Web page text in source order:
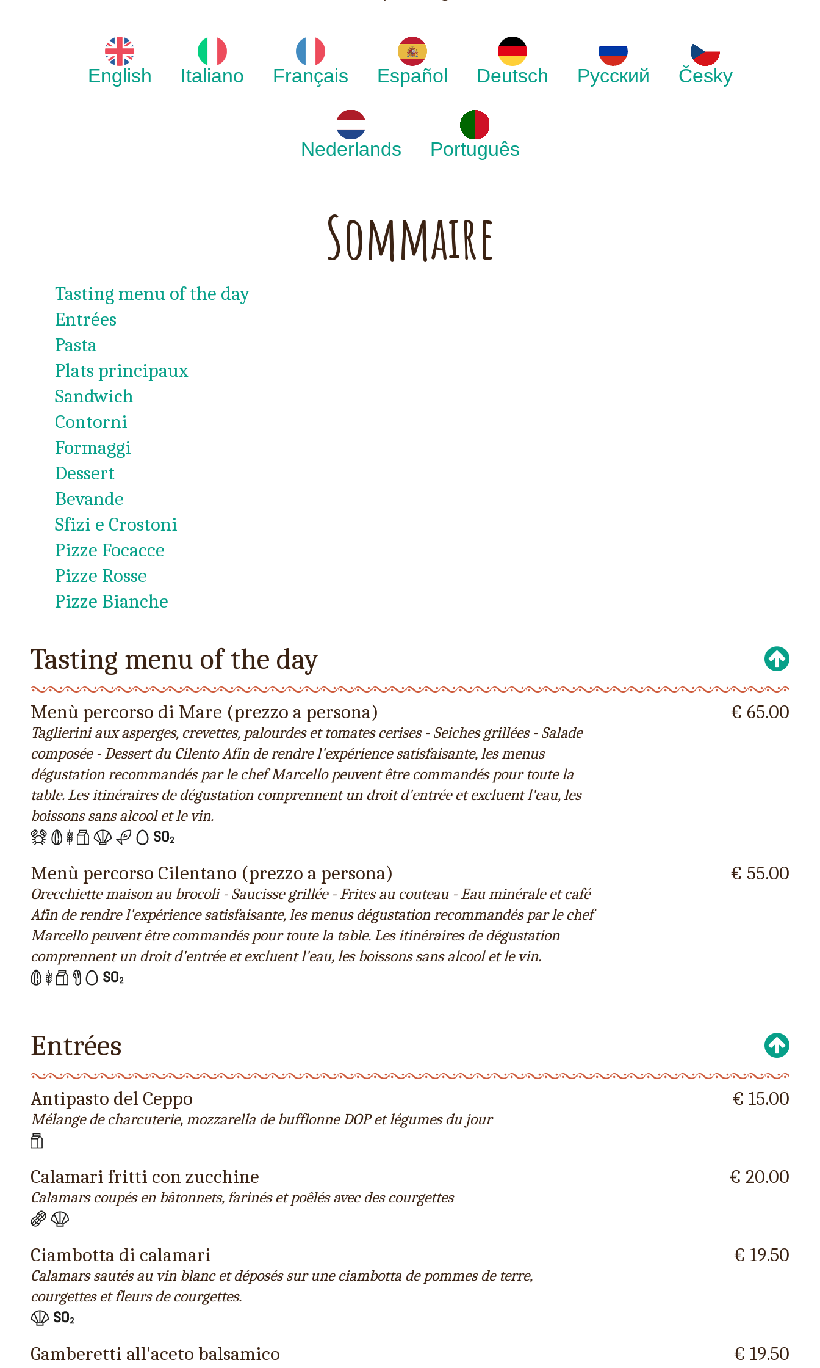
English Italiano Français Español Deutsch Русский Česky
Nederlands Português
Sommaire
Tasting menu of the day
Entrées
Pasta
Plats principaux
Sandwich
Contorni
Formaggi
Dessert
Bevande
Sfizi e Crostoni
Pizze Focacce
Pizze Rosse
Pizze Bianche
Tasting menu of the day
Menù percorso di Mare (prezzo a persona)
Taglierini aux asperges, crevettes, palourdes et tomates cerises - Seiches grillées - Salade
composée - Dessert du Cilento Afin de rendre l'expérience satisfaisante, les menus
dégustation recommandés par le chef Marcello peuvent être commandés pour toute la
table. Les itinéraires de dégustation comprennent un droit d'entrée et excluent l'eau, les
boissons sans alcool et le vin.
€ 65.00
Menù percorso Cilentano (prezzo a persona)
Orecchiette maison au brocoli - Saucisse grillée - Frites au couteau - Eau minérale et café
Afin de rendre l'expérience satisfaisante, les menus dégustation recommandés par le chef
Marcello peuvent être commandés pour toute la table. Les itinéraires de dégustation
comprennent un droit d'entrée et excluent l'eau, les boissons sans alcool et le vin.
€ 55.00
Entrées
Antipasto del Ceppo
Mélange de charcuterie, mozzarella de bufflonne DOP et légumes du jour
€ 15.00
Calamari fritti con zucchine
Calamars coupés en bâtonnets, farinés et poêlés avec des courgettes
€ 20.00
Ciambotta di calamari
Calamars sautés au vin blanc et déposés sur une ciambotta de pommes de terre,
courgettes et fleurs de courgettes.
€ 19.50
Gamberetti all'aceto balsamico € 19.50